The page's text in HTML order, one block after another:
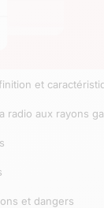
et
radio aux rayons
et dangers